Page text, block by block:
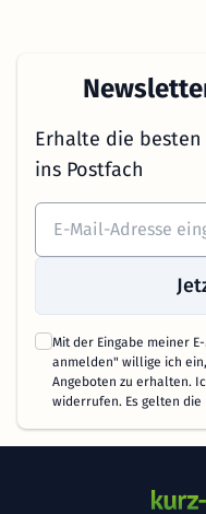
Erhalte die
ins Postfach
Mit der Eingabe meiner
anmelden" willige ich
Angeboten zu erhalten.
widerrufen. Es gelten die